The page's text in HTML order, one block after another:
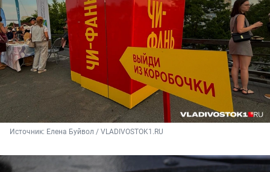
Источник: Елена Буйвол / VLADIVOSTOK1.RU